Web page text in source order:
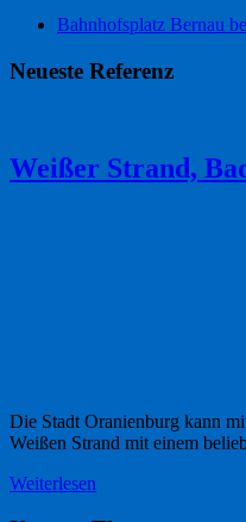
Bahnhofsplatz Bernau
Neueste Referenz
Weißer Strand,
Die Stadt Oranienburg kann
Weißen Strand mit einem
Weiterlesen